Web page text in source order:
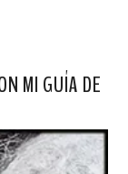
MI GUÍA DE